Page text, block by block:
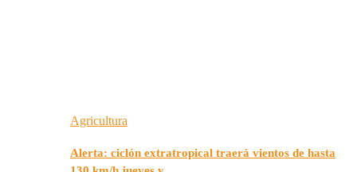
Agricultura
Alerta: ciclón extratropical traerá vientos de hasta